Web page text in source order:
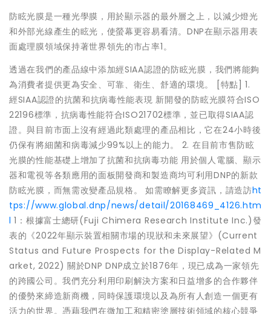
防眩光膜是一種光學膜，用於顯示器的最外層之上，以減少燈光
和外部光線產生的眩光，使螢幕更容易看清。DNP在顯示器用表
面處理膜領域保持著世界領先的市占率1。
透過在我們的產品線中添加經SIAA認證的防眩光膜，我們將能夠
為消費者提供更為安全、可靠、衛生、舒適的環境。 [特點] 1.
經SIAA認證的抗菌和抗病毒性能表現 新開發的防眩光膜符合ISO
22196標準，抗病毒性能符合ISO21702標準，並已取得SIAA認
證。與目前市面上沒有經過此類處理的產品相比，它在24小時後
仍保有將細菌和病毒減少99%以上的能力。 2. 在目前市售防眩
光膜的性能基礎上增加了抗菌和抗病毒功能 用於個人電腦、顯示
器和電視等各類應用的面板開發商和製造商均可利用DNP的新款
防眩光膜，而無需改變產品規格。 如需瞭解更多資訊，請造訪ht
tps://www.global.dnp/news/detail/20168469_4126.htm
l 1：根據富士總研(Fuji Chimera Research Institute Inc.)發
表的《2022年顯示裝置相關市場的現狀和未來展望》(Current
Status and Future Prospects for the Display-Related M
arket, 2022) 關於DNP DNP成立於1876年，現已成為一家領先
的跨國公司。我們充分利用印刷解決方案和日益增多的合作夥伴
的優勢來締造新商機，同時保護環境以及為所有人創造一個更有
活力的世界。憑藉我們在微加工和精密塗層技術領域的核心競爭